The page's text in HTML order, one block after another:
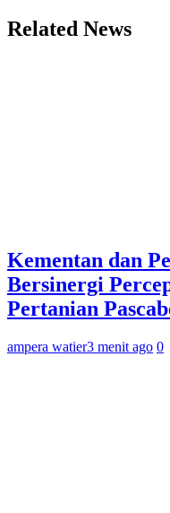
Related News
Kementan dan
Bersinergi
Pertanian
ampera watier3 menit ago 0